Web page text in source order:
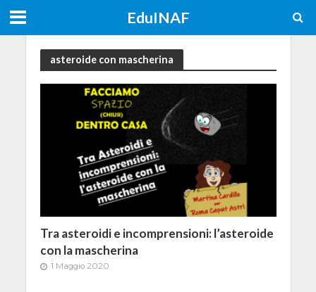
EduINAF
asteroide con mascherina
Tra asteroidi e incomprensioni: l’asteroide
con la mascherina
1 Maggio 2020